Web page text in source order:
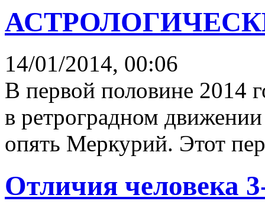
14/01/2014, 00:06
В первой половине 2014
в ретроградном
опять Меркурий. Этот
Отличия человека